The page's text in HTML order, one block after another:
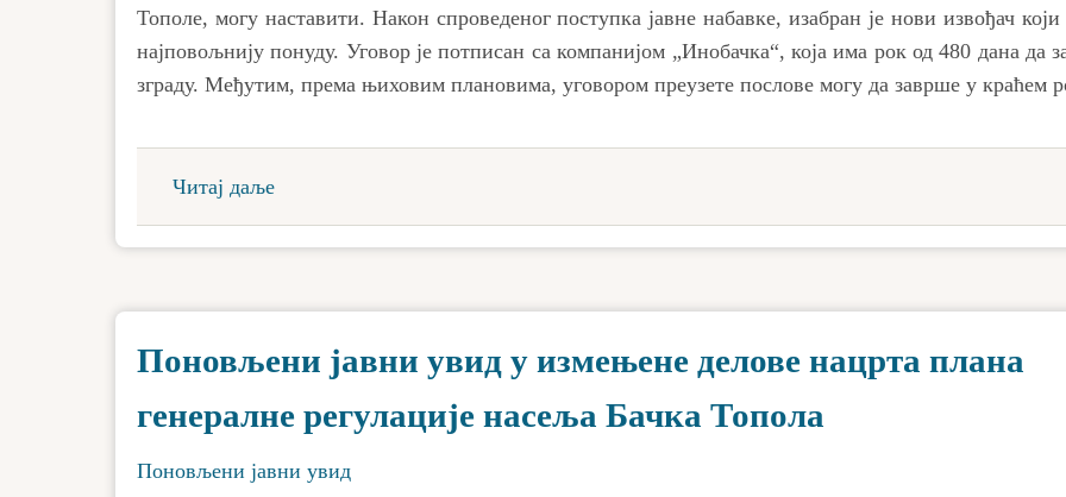
Тополе, могу наставити. Након спроведеног поступка јавне набавке, изабран је нови извођач који
најповољнију понуду. Уговор је потписан са компанијом „Инобачка“, која има рок од 480 дана да
зграду. Међутим, према њиховим плановима, уговором преузете послове могу да заврше у краћем
Читај даље
Поновљени јавни увид у измењене делове нацрта плана
генералне регулације насеља Бачка Топола
Поновљени јавни увид